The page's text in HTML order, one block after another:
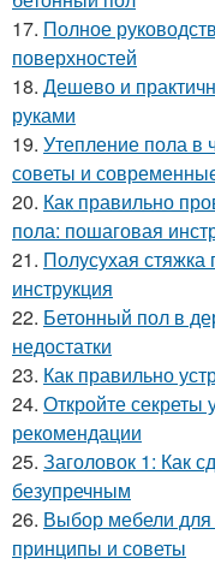
17. Полное
поверхностей
18. Дешево и
руками
19. Утепление пола в
советы и
20. Как правильно
пола: пошаговая
21. Полусухая
инструкция
22. Бетонный пол в
недостатки
23. Как правильно
24. Откройте секреты
рекомендации
25. Заголовок 1: Как
безупречным
26. Выбор мебели для
принципы и советы